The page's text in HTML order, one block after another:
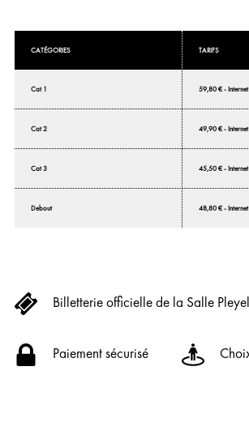
CATÉGORIES TARIFS
Cat 1 59,80 € - Internet
Cat 2 49,90 € - Internet
Cat 3 45,50 € - Internet
Debout 48,80 € - Internet
Billetterie officielle de la Salle Pleyel
Paiement sécurisé